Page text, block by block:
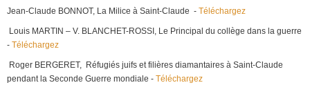
Jean-Claude BONNOT, La Milice à Saint-Claude - Téléchargez
Louis MARTIN – V. BLANCHET-ROSSI, Le Principal du collège dans la guerre
- Téléchargez
Roger BERGERET, Réfugiés juifs et filières diamantaires à Saint-Claude
pendant la Seconde Guerre mondiale - Téléchargez